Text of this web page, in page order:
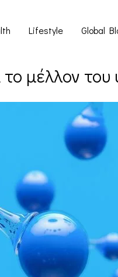
Lifestyle Global
μέλλον του